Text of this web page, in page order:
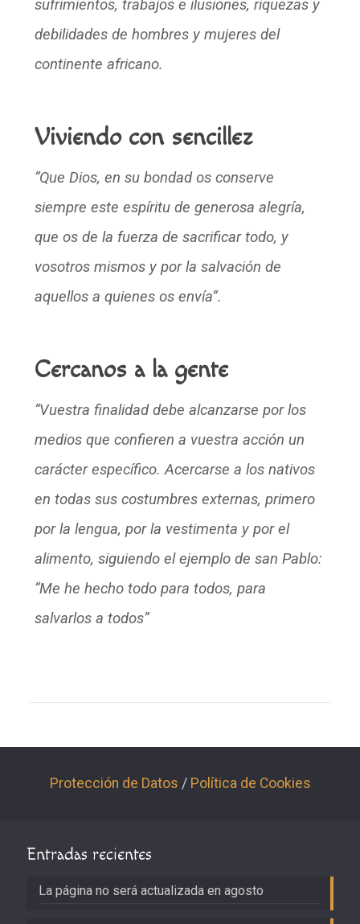
sufrimientos, trabajos e ilusiones, riquezas y
debilidades de hombres y mujeres del
continente africano.
Viviendo con sencillez
“Que Dios, en su bondad os conserve
siempre este espíritu de generosa alegría,
que os de la fuerza de sacrificar todo, y
vosotros mismos y por la salvación de
aquellos a quienes os envía”.
Cercanos a la gente
“Vuestra finalidad debe alcanzarse por los
medios que confieren a vuestra acción un
carácter específico. Acercarse a los nativos
en todas sus costumbres externas, primero
por la lengua, por la vestimenta y por el
alimento, siguiendo el ejemplo de san Pablo:
“Me he hecho todo para todos, para
salvarlos a todos”
Protección de Datos / Política de Cookies
Entradas recientes
La página no será actualizada en agosto